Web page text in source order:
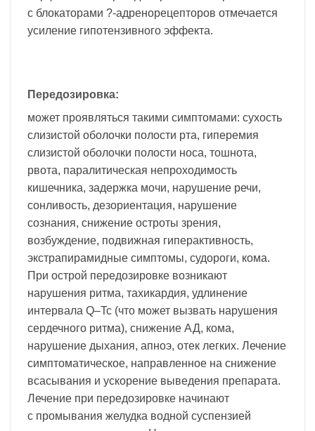
с блокаторами ?-адренорецепторов отмечается
усиление гипотензивного эффекта.
Передозировка:
может проявляться такими симптомами: сухость
слизистой оболочки полости рта, гиперемия
слизистой оболочки полости носа, тошнота,
рвота, паралитическая непроходимость
кишечника, задержка мочи, нарушение речи,
сонливость, дезориентация, нарушение
сознания, снижение остроты зрения,
возбуждение, подвижная гиперактивность,
экстрапирамидные симптомы, судороги, кома.
При острой передозировке возникают
нарушения ритма, тахикардия, удлинение
интервала Q–Tc (что может вызвать нарушения
сердечного ритма), снижение АД, кома,
нарушение дыхания, апноэ, отек легких. Лечение
симптоматическое, направленное на снижение
всасывания и ускорение выведения препарата.
Лечение при передозировке начинают
с промывания желудка водной суспензией